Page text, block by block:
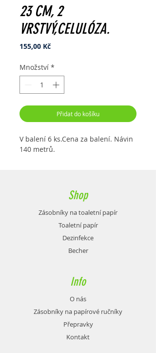
23 CM, 2
VRSTVÝ,CELULÓZA.
155,00 KčCena
Množství *
Přidat do košíku
V balení 6 ks.Cena za balení. Návin
140 metrů.
Shop
Zásobníky na toaletní papír
Toaletní papír
Dezinfekce
Becher
Info
O nás
Zásobníky na papírové ručníky
Přepravky
Kontakt